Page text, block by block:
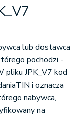
lub dostawca
pochodzi -
JPK_V7 kod
i oznacza
nabywca,
na